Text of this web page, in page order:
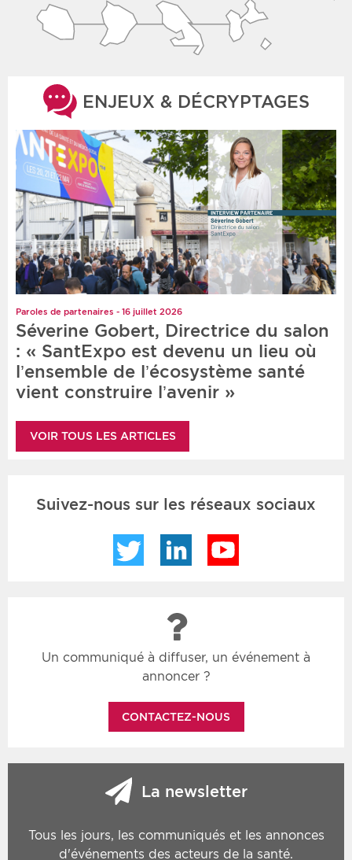
ENJEUX & DÉCRYPTAGES
Paroles de partenaires - 16 juillet 2026
Séverine Gobert, Directrice du salon
: « SantExpo est devenu un lieu où
l’ensemble de l’écosystème santé
vient construire l’avenir »
VOIR TOUS LES ARTICLES
Suivez-nous sur les réseaux sociaux
Twitter LinkedIn
Un communiqué à diffuser, un événement à
annoncer ?
CONTACTEZ-NOUS
La newsletter
Tous les jours, les communiqués et les annonces
d'événements des acteurs de la santé.